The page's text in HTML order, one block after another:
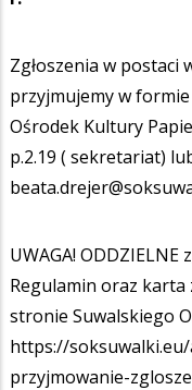
Zgłoszenia w postaci
przyjmujemy w
Ośrodek Kultury
p.2.19 ( sekretariat)
UWAGA! ODDZIELNE
Regulamin oraz karta
stronie Suwalskiego
https://
przyjmowanie-